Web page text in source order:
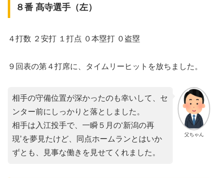
８番 髙寺選手（左）
４打数 ２安打 １打点 ０本塁打 ０盗塁
９回表の第４打席に、タイムリーヒットを放ちました。
父ちゃん
相手の守備位置が深かったのも幸いして、セ
ンター前にしっかりと落としました。
相手は入江投手で、一瞬５月の‘新潟の再
現’を夢見たけど、同点ホームランとはいか
ずとも、見事な働きを見せてくれました。